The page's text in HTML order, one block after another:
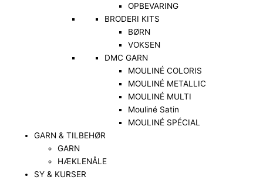
OPBEVARING
BRODERI KITS
BØRN
VOKSEN
DMC GARN
MOULINÉ COLORIS
MOULINÉ METALLIC
MOULINÉ MULTI
Mouliné Satin
MOULINÉ SPÉCIAL
GARN & TILBEHØR
GARN
HÆKLENÅLE
SY & KURSER